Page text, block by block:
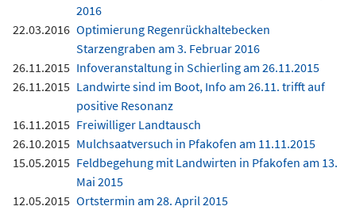
2016
22.03.2016 Optimierung Regenrückhaltebecken
Starzengraben am 3. Februar 2016
26.11.2015 Infoveranstaltung in Schierling am 26.11.2015
26.11.2015 Landwirte sind im Boot, Info am 26.11. trifft auf
positive Resonanz
16.11.2015 Freiwilliger Landtausch
26.10.2015 Mulchsaatversuch in Pfakofen am 11.11.2015
15.05.2015 Feldbegehung mit Landwirten in Pfakofen am 13.
Mai 2015
12.05.2015 Ortstermin am 28. April 2015